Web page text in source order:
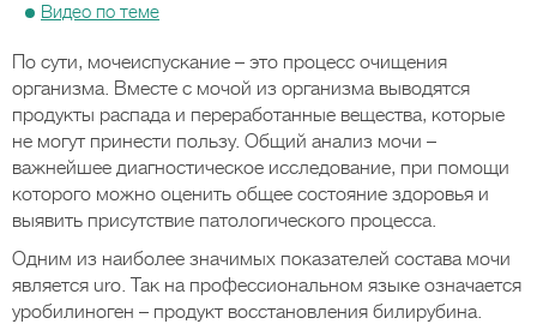
Видео по теме
По сути, мочеиспускание – это процесс очищения
организма. Вместе с мочой из организма выводятся
продукты распада и переработанные вещества, которые
не могут принести пользу. Общий анализ мочи –
важнейшее диагностическое исследование, при помощи
которого можно оценить общее состояние здоровья и
выявить присутствие патологического процесса.
Одним из наиболее значимых показателей состава мочи
является uro. Так на профессиональном языке означается
уробилиноген – продукт восстановления билирубина.